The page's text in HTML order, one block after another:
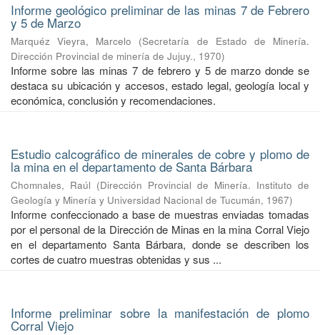
Informe geológico preliminar de las minas 7 de Febrero
y 5 de Marzo
Marquéz Vieyra, Marcelo (Secretaría de Estado de Minería.
Dirección Provincial de minería de Jujuy., 1970)
Informe sobre las minas 7 de febrero y 5 de marzo donde se
destaca su ubicación y accesos, estado legal, geología local y
económica, conclusión y recomendaciones.
Estudio calcográfico de minerales de cobre y plomo de
la mina en el departamento de Santa Bárbara
Chomnales, Raúl (Dirección Provincial de Minería. Instituto de
Geología y Minería y Universidad Nacional de Tucumán, 1967)
Informe confeccionado a base de muestras enviadas tomadas
por el personal de la Dirección de Minas en la mina Corral Viejo
en el departamento Santa Bárbara, donde se describen los
cortes de cuatro muestras obtenidas y sus ...
Informe preliminar sobre la manifestación de plomo
Corral Viejo